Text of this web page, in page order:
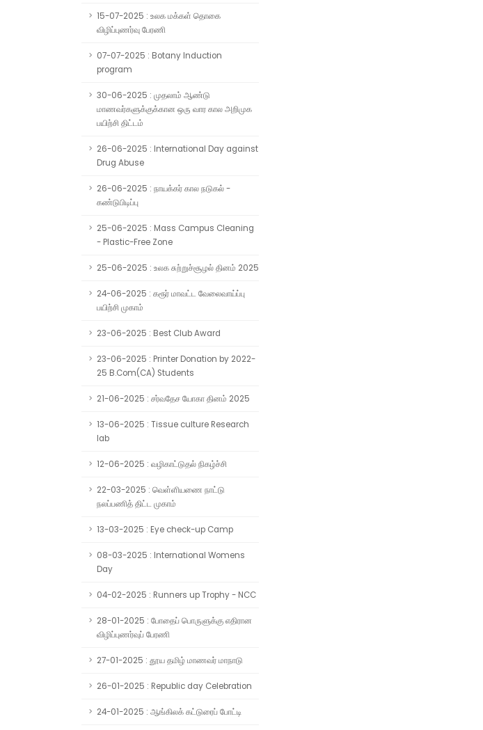
15-07-2025 : உலக மக்கள் தொகை
விழிப்புணர்வு பேரணி
07-07-2025 : Botany Induction
program
30-06-2025 : முதலாம் ஆண்டு
மாணவர்களுக்குக்கான ஒரு வார கால அறிமுக
பயிற்சி திட்டம்
26-06-2025 : International Day against
Drug Abuse
26-06-2025 : நாயக்கர் கால நடுகல் -
கண்டுபிடிப்பு
25-06-2025 : Mass Campus Cleaning
- Plastic-Free Zone
25-06-2025 : உலக சுற்றுச்சூழல் தினம் 2025
24-06-2025 : கரூர் மாவட்ட வேலைவாய்ப்பு
பயிற்சி முகாம்
23-06-2025 : Best Club Award
23-06-2025 : Printer Donation by 2022-
25 B.Com(CA) Students
21-06-2025 : சர்வதேச யோகா தினம் 2025
13-06-2025 : Tissue culture Research
lab
12-06-2025 : வழிகாட்டுதல் நிகழ்ச்சி
22-03-2025 : வெள்ளியணை நாட்டு
நலப்பணித் திட்ட முகாம்
13-03-2025 : Eye check-up Camp
08-03-2025 : International Womens
Day
04-02-2025 : Runners up Trophy - NCC
28-01-2025 : போதைப் பொருளுக்கு எதிரான
விழிப்புணர்வுப் பேரணி
27-01-2025 : தூய தமிழ் மாணவர் மாநாடு
26-01-2025 : Republic day Celebration
24-01-2025 : ஆங்கிலக் கட்டுரைப் போட்டி